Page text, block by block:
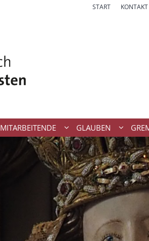
START KONTAKT
MITARBEITENDE GLAUBEN